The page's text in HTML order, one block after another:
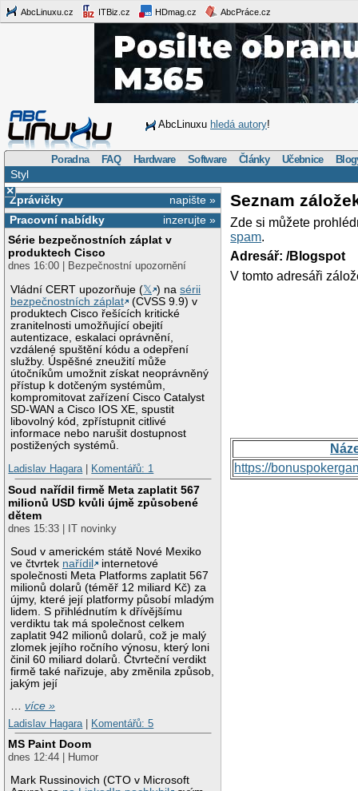
AbcLinuxu.cz ITBiz.cz HDmag.cz AbcPráce.cz
AbcLinuxu hledá autory!
Poradna FAQ Hardware Software Články Učebnice
Styl
×
napište »
Zprávičky
inzerujte »
Pracovní nabídky
Série bezpečnostních záplat v
produktech Cisco
dnes 16:00 | Bezpečnostní upozornění
Vládní CERT upozorňuje (𝕏 ) nasérii
bezpečnostních záplat
(CVSS 9.9) v
produktech Cisco řešících kritické
zranitelnosti umožňující obejití
autentizace, eskalaci oprávnění,
vzdálené spuštění kódu a odepření
služby. Úspěšné zneužití může
útočníkům umožnit získat neoprávněný
přístup k dotčeným systémům,
kompromitovat zařízení Cisco Catalyst
SD-WAN a Cisco IOS XE, spustit
libovolný kód, zpřístupnit citlivé
informace nebo narušit dostupnost
postižených systémů.
Ladislav Hagara| Komentářů: 1
Soud nařídil firmě Meta zaplatit 567
milionů USD kvůli újmě způsobené
dětem
dnes 15:33 | IT novinky
Soud v americkém státě Nové Mexiko
ve čtvrtek nařídil
internetové
společnosti Meta Platforms zaplatit 567
milionů dolarů (téměř 12 miliard Kč) za
újmy, které její platformy působí mladým
lidem. S přihlédnutím k dřívějšímu
verdiktu tak má společnost celkem
zaplatit 942 milionů dolarů, což je malý
zlomek jejího ročního výnosu, který loni
činil 60 miliard dolarů. Čtvrteční verdikt
firmě také nařizuje, aby změnila způsob,
jakým její
…více »
Ladislav Hagara
Komentářů: 5
MS Paint Doom
dnes 12:44 | Humor
Mark Russinovich (CTO v Microsoft
Seznam
Zde si můžete
spam.
Adresář: /Blogspot
V tomto adresáři
https://